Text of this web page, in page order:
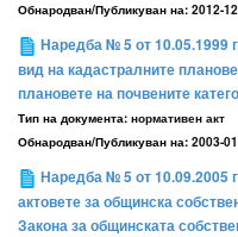
Обнародван/Публикуван на: 2012-
Наредба № 5 от 10.05.1999
вид на кадастралните
плановете на почвените
Тип на документа: нормативен акт
Обнародван/Публикуван на: 2003-
Наредба № 5 от 10.09.2005
актовете за общинска
Закона за общинската